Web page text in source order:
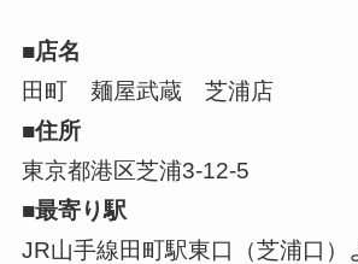
■店名
田町 麺屋武蔵 芝浦店
■住所
東京都港区芝浦3-12-5
■最寄り駅
JR山手線田町駅東口（芝浦口